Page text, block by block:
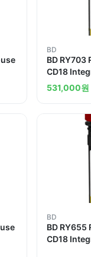
BD
BD
CD18
531,000원
BD
BD
CD18